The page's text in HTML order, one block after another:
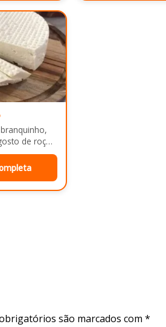
de roça
da manhã
são marcados com *